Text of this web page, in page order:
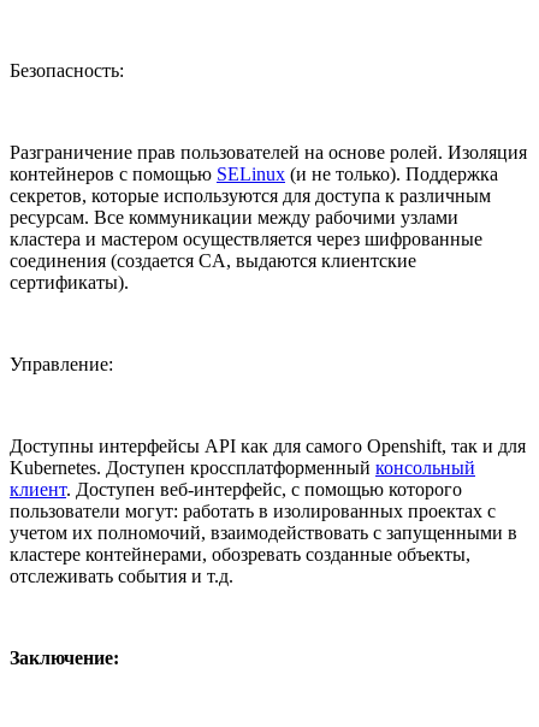
Безопасность:
Разграничение прав пользователей на основе ролей. Изоляция
контейнеров с помощью SELinux (и не только). Поддержка
секретов, которые используются для доступа к различным
ресурсам. Все коммуникации между рабочими узлами
кластера и мастером осуществляется через шифрованные
соединения (создается CA, выдаются клиентские
сертификаты).
Управление:
Доступны интерфейсы API как для самого Openshift, так и для
Kubernetes. Доступен кроссплатформенный консольный
клиент. Доступен веб-интерфейс, с помощью которого
пользователи могут: работать в изолированных проектах с
учетом их полномочий, взаимодействовать с запущенными в
кластере контейнерами, обозревать созданные объекты,
отслеживать события и т.д.
Заключение: